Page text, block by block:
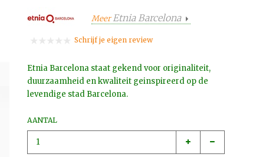
MeerEtnia Barcelona
Schrijf je eigen review
Etnia Barcelona staat gekend voor originaliteit,
duurzaamheid en kwaliteit geinspireerd op de
levendige stad Barcelona.
AANTAL